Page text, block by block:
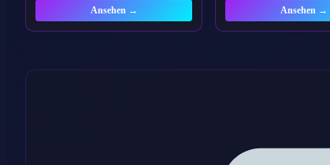
Ansehen → Ansehen →